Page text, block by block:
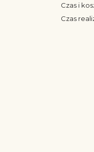
Czas i
Czas